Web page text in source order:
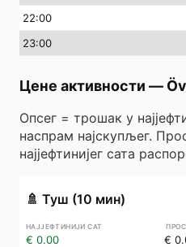
22:00
23:00
Цене активности —
Опсег = трошак у
наспрам најскупљег.
најјефтинијег сата
🚿 Туш (10 мин)
€ 0.00 €